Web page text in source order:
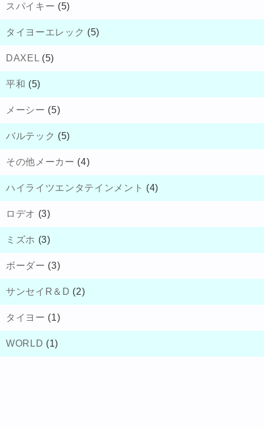
スパイキー (5)
タイヨーエレック (5)
DAXEL (5)
平和 (5)
メーシー (5)
バルテック (5)
その他メーカー (4)
ハイライツエンタテインメント (4)
ロデオ (3)
ミズホ (3)
ボーダー (3)
サンセイR＆D (2)
タイヨー (1)
WORLD (1)